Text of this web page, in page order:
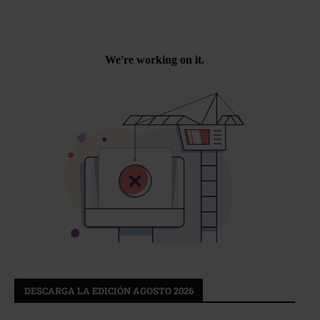
DESCARGA LA EDICIÓN AGOSTO 2026